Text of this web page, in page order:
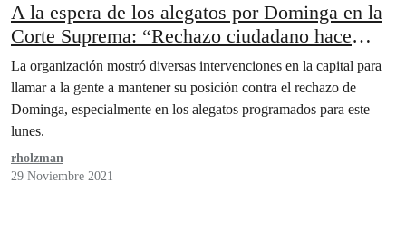
A la espera de los alegatos por Dominga en la
Corte Suprema: “Rechazo ciudadano hace
inviable la realización del proyecto”
La organización mostró diversas intervenciones en la capital para
llamar a la gente a mantener su posición contra el rechazo de
Dominga, especialmente en los alegatos programados para este
lunes.
rholzman
29 Noviembre 2021